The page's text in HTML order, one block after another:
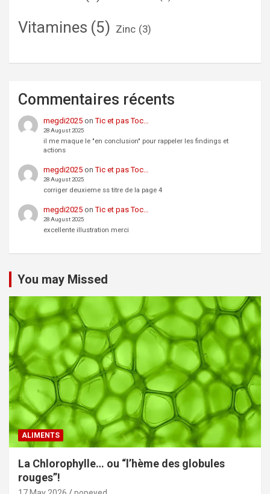
Vitamines (5) Zinc (3)
Commentaires récents
megdi2025 onTic et pas Toc…
28 August 2025
il me maque le "en conclusion" pour rappeler les findings et
actions
megdi2025 onTic et pas Toc…
28 August 2025
corriger deuxieme ss titre de la page 4
megdi2025 onTic et pas Toc…
28 August 2025
excellente illustration merci
You may Missed
ALIMENTS
La Chlorophylle… ou “l’hème des globules
rouges”!